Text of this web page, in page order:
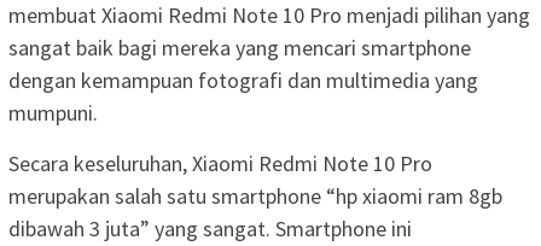
membuat Xiaomi Redmi Note 10 Pro menjadi pilihan yang
sangat baik bagi mereka yang mencari smartphone
dengan kemampuan fotografi dan multimedia yang
mumpuni.
Secara keseluruhan, Xiaomi Redmi Note 10 Pro
merupakan salah satu smartphone “hp xiaomi ram 8gb
dibawah 3 juta” yang sangat. Smartphone ini